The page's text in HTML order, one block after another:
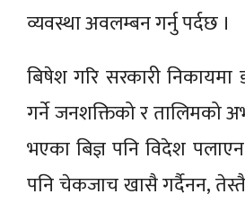
व्यवस्था अवलम्बन गर्नु पर्दछ ।
बिषेश गरि सरकारी
गर्ने जनशक्तिको र तालिमको
भएका बिज्ञ पनि विदेश
पनि चेकजाच खासै गर्दैनन,